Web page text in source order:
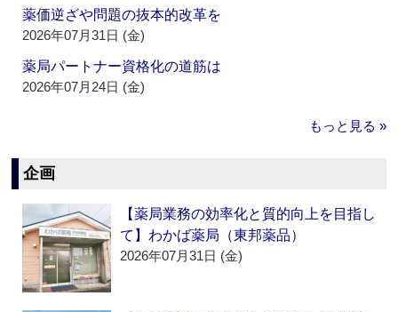
薬価逆ざや問題の抜本的改革を
2026年07月31日 (金)
薬局パートナー資格化の道筋は
2026年07月24日 (金)
もっと見る »
企画
【薬局業務の効率化と質的向上を目指し
て】わかば薬局（東邦薬品）
2026年07月31日 (金)